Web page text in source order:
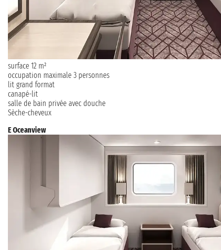
surface 12 m²
occupation maximale 3 personnes
lit grand format
canapé-lit
salle de bain privée avec douche
Sèche-cheveux
E Oceanview